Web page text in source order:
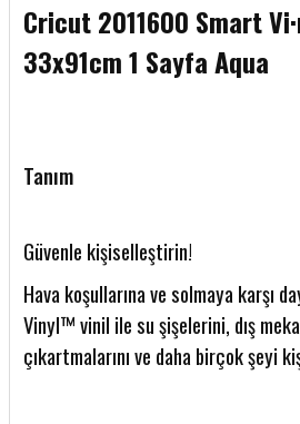
Cricut 2011600 Smart
33x91cm 1 Sayfa Aqua
Tanım
Güvenle kişiselleştirin!
Hava koşullarına ve solmaya karşı
Vinyl™ vinil ile su şişelerini, dış
çıkartmalarını ve daha birçok şeyi